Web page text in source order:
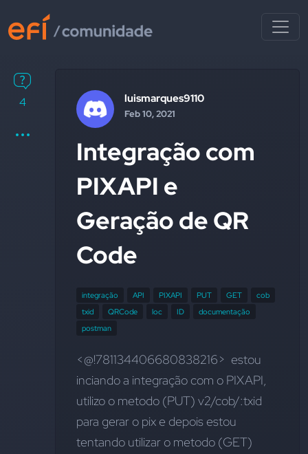
4 luismarques9110
Feb 10, 2021
Integração com
PIXAPI e
Geração de QR
Code
integração API PIXAPI PUT GET
cob
txid
QRCode loc ID
documentação
postman
<@!781134406680838216>  estou
inciando a integração com o PIXAPI,
utilizo o metodo (PUT) v2/cob/:txid
para gerar o pix e depois estou
tentando utilizar o metodo (GET)